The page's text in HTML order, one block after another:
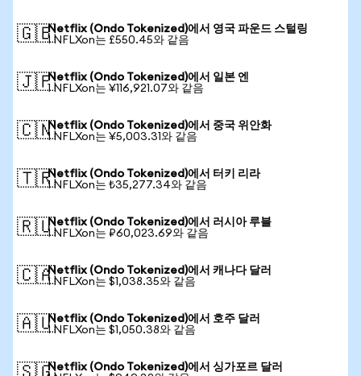
🇬🇧Netflix (Ondo Tokenized)에서 영국 파운드 스털링
1 NFLXon는 £550.45와 같음
🇯🇵Netflix (Ondo Tokenized)에서 일본 엔
1 NFLXon는 ¥116,921.07와 같음
🇨🇳Netflix (Ondo Tokenized)에서 중국 위안화
1 NFLXon는 ¥5,003.31와 같음
🇹🇷Netflix (Ondo Tokenized)에서 터키 리라
1 NFLXon는 ₺35,277.34와 같음
🇷🇺Netflix (Ondo Tokenized)에서 러시아 루블
1 NFLXon는 ₽60,023.69와 같음
🇨🇦Netflix (Ondo Tokenized)에서 캐나다 달러
1 NFLXon는 $1,038.35와 같음
🇦🇺Netflix (Ondo Tokenized)에서 호주 달러
1 NFLXon는 $1,050.38와 같음
Netflix (Ondo Tokenized)에서 싱가포르 달러